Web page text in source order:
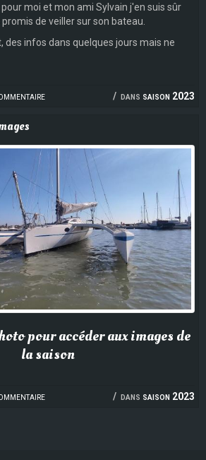
dans saison 2023
moi et mon ami Sylvain j'en suis sûr
de veiller sur son bateau.
des infos dans quelques jours mais ne
dans saison 2023
pour accéder aux images de
la saison